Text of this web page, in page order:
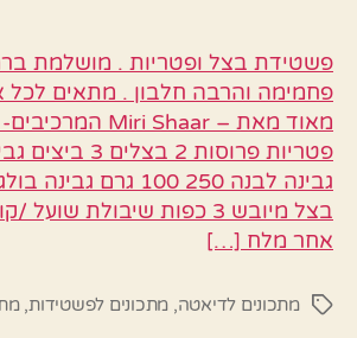
פשטידת בצל ופטריות . מושלמת
פחמימה והרבה חלבון . מתאים לכל
פטריות פרוסות 2
גבינה לבנה 250 100
בצל מיובש 3 כפות שיבולת
אחר מלח […]
תגיותמתכונים לדיאטה מתכונים לפשטידות ,